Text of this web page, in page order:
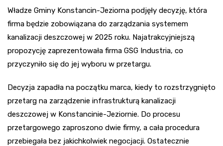
Władze Gminy Konstancin-Jeziorna podjęły decyzję, która
firma będzie zobowiązana do zarządzania systemem
kanalizacji deszczowej w 2025 roku. Najatrakcyjniejszą
propozycję zaprezentowała firma GSG Industria, co
przyczyniło się do jej wyboru w przetargu.
Decyzja zapadła na początku marca, kiedy to rozstrzygnięto
przetarg na zarządzenie infrastrukturą kanalizacji
deszczowej w Konstancinie-Jeziornie. Do procesu
przetargowego zaproszono dwie firmy, a cała procedura
przebiegała bez jakichkolwiek negocjacji. Ostatecznie